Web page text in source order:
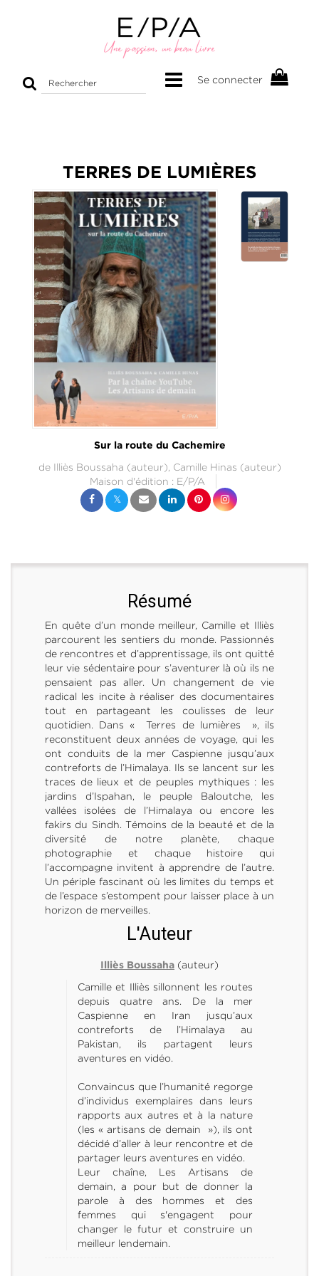
Rechercher
Se connecter
TERRES DE LUMIÈRES
Sur la route du Cachemire
de Illiès Boussaha (auteur), Camille Hinas (auteur)
Maison d'édition : E/P/A
Résumé
En quête d’un monde meilleur, Camille et Illiès
parcourent les sentiers du monde. Passionnés
de rencontres et d’apprentissage, ils ont quitté
leur vie sédentaire pour s’aventurer là où ils ne
pensaient pas aller. Un changement de vie
radical les incite à réaliser des documentaires
tout en partageant les coulisses de leur
quotidien. Dans « Terres de lumières », ils
reconstituent deux années de voyage, qui les
ont conduits de la mer Caspienne jusqu’aux
contreforts de l’Himalaya. Ils se lancent sur les
traces de lieux et de peuples mythiques : les
jardins d’Ispahan, le peuple Baloutche, les
vallées isolées de l’Himalaya ou encore les
fakirs du Sindh. Témoins de la beauté et de la
diversité de notre planète, chaque
photographie et chaque histoire qui
l’accompagne invitent à apprendre de l’autre.
Un périple fascinant où les limites du temps et
de l’espace s’estompent pour laisser place à un
horizon de merveilles.
L'Auteur
Illiès Boussaha (auteur)
Camille et Illiès sillonnent les routes
depuis quatre ans. De la mer
Caspienne en Iran jusqu’aux
contreforts de l’Himalaya au
Pakistan, ils partagent leurs
aventures en vidéo.
Convaincus que l’humanité regorge
d’individus exemplaires dans leurs
rapports aux autres et à la nature
(les « artisans de demain »), ils ont
décidé d’aller à leur rencontre et de
partager leurs aventures en vidéo.
Leur chaîne, Les Artisans de
demain, a pour but de donner la
parole à des hommes et des
femmes qui s'engagent pour
changer le futur et construire un
meilleur lendemain.